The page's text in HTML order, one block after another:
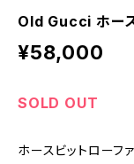
Old Gucci ホー
¥58,000
SOLD OUT
ホースビットローフ